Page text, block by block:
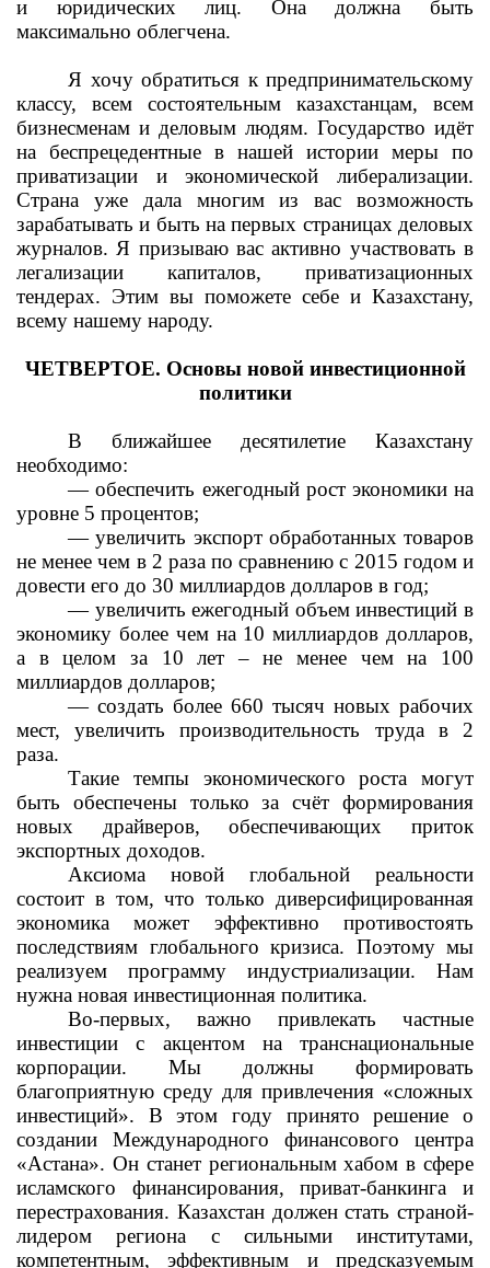
и юридических лиц. Она должна быть
максимально облегчена.
Я хочу обратиться к предпринимательскому
классу, всем состоятельным казахстанцам, всем
бизнесменам и деловым людям. Государство идёт
на беспрецедентные в нашей истории меры по
приватизации и экономической либерализации.
Страна уже дала многим из вас возможность
зарабатывать и быть на первых страницах деловых
журналов. Я призываю вас активно участвовать в
легализации капиталов, приватизационных
тендерах. Этим вы поможете себе и Казахстану,
всему нашему народу.
ЧЕТВЕРТОЕ. Основы новой инвестиционной
политики
В ближайшее десятилетие Казахстану
необходимо:
— обеспечить ежегодный рост экономики на
уровне 5 процентов;
— увеличить экспорт обработанных товаров
не менее чем в 2 раза по сравнению с 2015 годом и
довести его до 30 миллиардов долларов в год;
— увеличить ежегодный объем инвестиций в
экономику более чем на 10 миллиардов долларов,
а в целом за 10 лет – не менее чем на 100
миллиардов долларов;
— создать более 660 тысяч новых рабочих
мест, увеличить производительность труда в 2
раза.
Такие темпы экономического роста могут
быть обеспечены только за счёт формирования
новых драйверов, обеспечивающих приток
экспортных доходов.
Аксиома новой глобальной реальности
состоит в том, что только диверсифицированная
экономика может эффективно противостоять
последствиям глобального кризиса. Поэтому мы
реализуем программу индустриализации. Нам
нужна новая инвестиционная политика.
Во-первых, важно привлекать частные
инвестиции с акцентом на транснациональные
корпорации. Мы должны формировать
благоприятную среду для привлечения «сложных
инвестиций». В этом году принято решение о
создании Международного финансового центра
«Астана». Он станет региональным хабом в сфере
исламского финансирования, приват-банкинга и
перестрахования. Казахстан должен стать страной-
лидером региона с сильными институтами,
компетентным, эффективным и предсказуемым